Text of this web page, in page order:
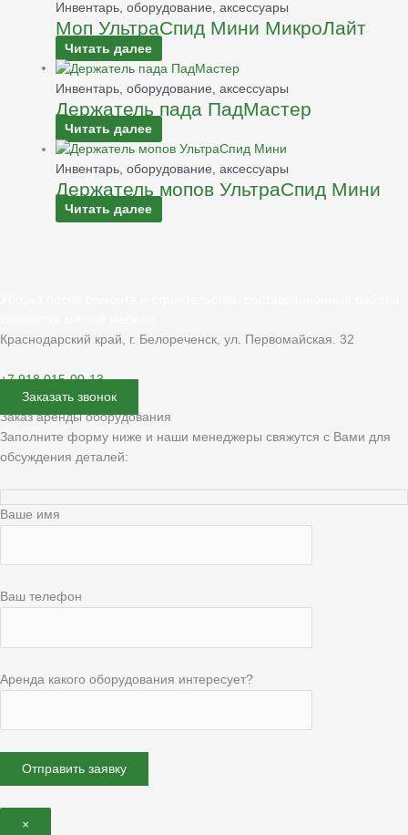
Инвентарь, оборудование, аксессуары
Моп УльтраСпид Мини МикроЛайт
Читать далее
Инвентарь, оборудование, аксессуары
Держатель пада ПадМастер
Читать далее
Инвентарь, оборудование, аксессуары
Держатель мопов УльтраСпид Мини
Читать далее
Краснодарский край, г. Белореченск, ул. Первомайская. 32
+7 918 015-00-13
Заказать звонок
Заказ аренды оборудования
Заполните форму ниже и наши менеджеры свяжутся с Вами для
обсуждения деталей:
Ваше имя
Ваш телефон
Аренда какого оборудования интересует?
×